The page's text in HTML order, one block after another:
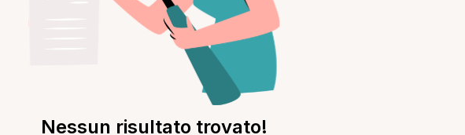
Nessun risultato trovato!